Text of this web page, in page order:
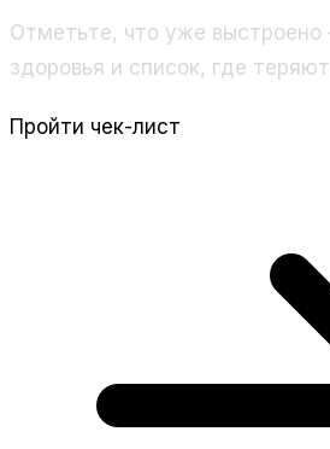
Отметьте, что уже выстроено
здоровья и список, где
Пройти чек-лист